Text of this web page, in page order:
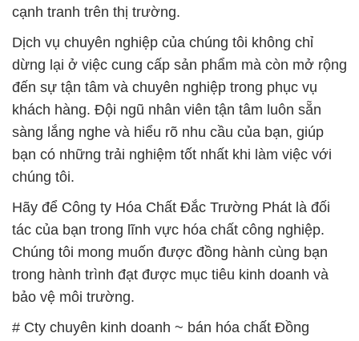
cạnh tranh trên thị trường.
Dịch vụ chuyên nghiệp của chúng tôi không chỉ
dừng lại ở việc cung cấp sản phẩm mà còn mở rộng
đến sự tận tâm và chuyên nghiệp trong phục vụ
khách hàng. Đội ngũ nhân viên tận tâm luôn sẵn
sàng lắng nghe và hiểu rõ nhu cầu của bạn, giúp
bạn có những trải nghiệm tốt nhất khi làm việc với
chúng tôi.
Hãy để Công ty Hóa Chất Đắc Trường Phát là đối
tác của bạn trong lĩnh vực hóa chất công nghiệp.
Chúng tôi mong muốn được đồng hành cùng bạn
trong hành trình đạt được mục tiêu kinh doanh và
bảo vệ môi trường.
# Cty chuyên kinh doanh ~ bán hóa chất Đồng